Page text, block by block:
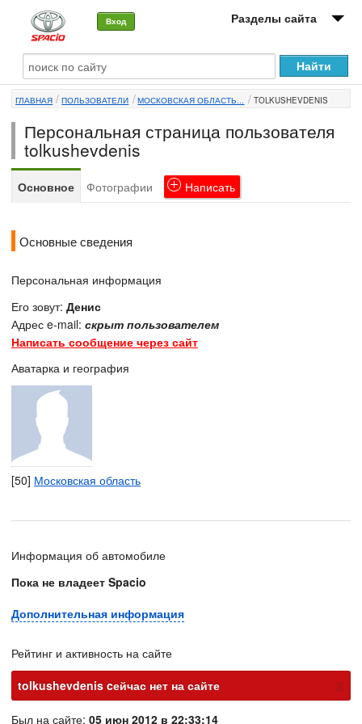
Вход Разделы сайта
О машине
Автоклуб
Форумы
Сервисы и услуги
ГЛАВНАЯ ПОЛЬЗОВАТЕЛИ МОСКОВСКАЯ ОБЛАСТЬ... TOLKUSHEVDENIS
Персональная страница пользователя
tolkushevdenis
Основное Фотографии Написать
Основные сведения
Персональная информация
Его зовут: Денис
Адрес e-mail: скрыт пользователем
Написать сообщение через сайт
Аватарка и география
[50] Московская область
Информация об автомобиле
Пока не владеет Spacio
Дополнительная информация
Рейтинг и активность на сайте
tolkushevdenis cейчас нет на сайте
х
Был на сайте: 05 июн 2012 в 22:33:14